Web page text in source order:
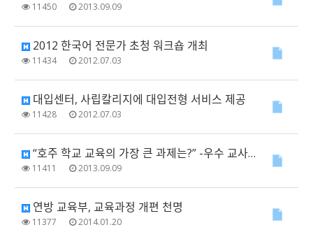
11450 2013.09.09
2012 한국어 전문가 초청 워크숍 개최
11434 2012.07.03
대입센터, 사립칼리지에 대입전형 서비스 제공
11428 2012.07.03
“호주 학교 교육의 가장 큰 과제는?” -우수 교사 육성, 교사 재교육
11411 2013.09.09
연방 교육부, 교육과정 개편 천명
11377 2014.01.20